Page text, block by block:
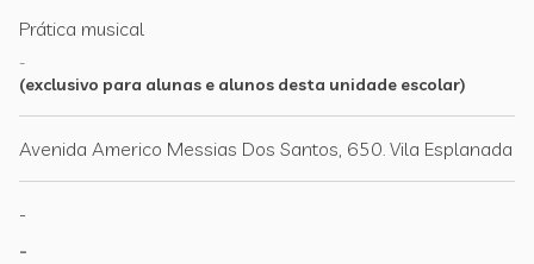
Prática musical
-
(exclusivo para alunas e alunos desta unidade escolar)
Avenida Americo Messias Dos Santos, 650. Vila Esplanada
-
-